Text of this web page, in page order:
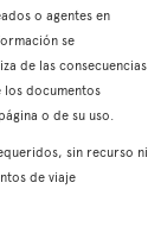
o agentes en
se
de las consecuencias
documentos
o de su uso.
sin recurso ni
de viaje